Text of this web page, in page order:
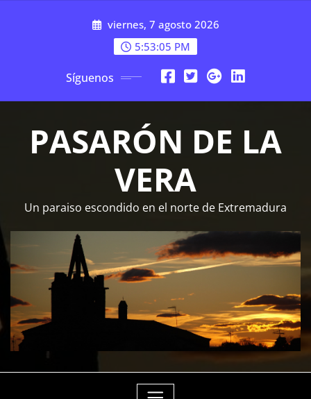
viernes, 7 agosto 2026
5:53:06 PM
Síguenos
PASARÓN DE LA
VERA
Un paraiso escondido en el norte de Extremadura